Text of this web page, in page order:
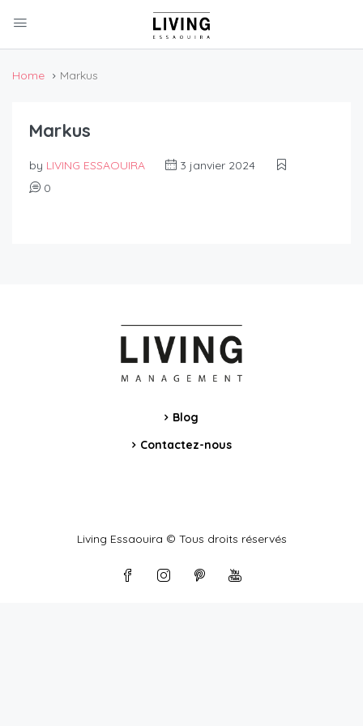
Home Markus
Markus
by LIVING ESSAOUIRA
3 janvier 2024
0
Blog
Contactez-nous
Living Essaouira © Tous droits réservés